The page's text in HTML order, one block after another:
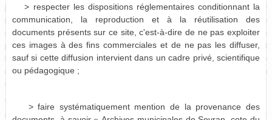
Délibérations du Conseil municipal. -A intervalle régulier
(mensuellement en règle générale), les élus se réunissent afin de
débattre de questions relatives à la vie de la commune. Chaque
point abordé en séance fait l'objet d'un vote, dont le résultat fait
l'objet d'un acte administratif officiel : la délibération. Chaque
délibération se voit attribué un numéro définitif correspondant à son
Vous pouvez donc les retrouver sous trois formes distinctes :
intégrées aux registres correspondant, insérées dans leur dossier
> respecter les dispositions réglementaires conditionnant la
communication, la reproduction et à la réutilisation des
documents présents sur ce site, c'est-à-dire de ne pas exploiter
ces images à des fins commerciales et de ne pas les diffuser,
sauf si cette diffusion intervient dans un cadre privé, scientifique
ou pédagogique ;
> faire systématiquement mention de la provenance des